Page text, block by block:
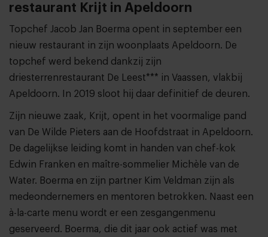
restaurant Krijt in Apeldoorn
Topchef Jacob Jan Boerma opent in september een
nieuw restaurant in zijn woonplaats Apeldoorn. De
topchef werd bekend dankzij zijn
driesterrenrestaurant De Leest*** in Vaassen, vlakbij
Apeldoorn. In 2019 sloot hij daar definitief de deuren.
Zijn nieuwe zaak, Krijt, opent in het voormalige pand
van De Wilde Pieters aan de Hoofdstraat in Apeldoorn.
De dagelijkse leiding komt in handen van chef-kok
Edwin Franken en maître-sommelier Michèle van de
Water. Boerma en zijn partner Kim Veldman zijn als
medeondernemers en mentoren betrokken. Naast een
à-la-carte menu wordt er een zesgangenmenu
geserveerd. Boerma, die dit jaar ook actief was met